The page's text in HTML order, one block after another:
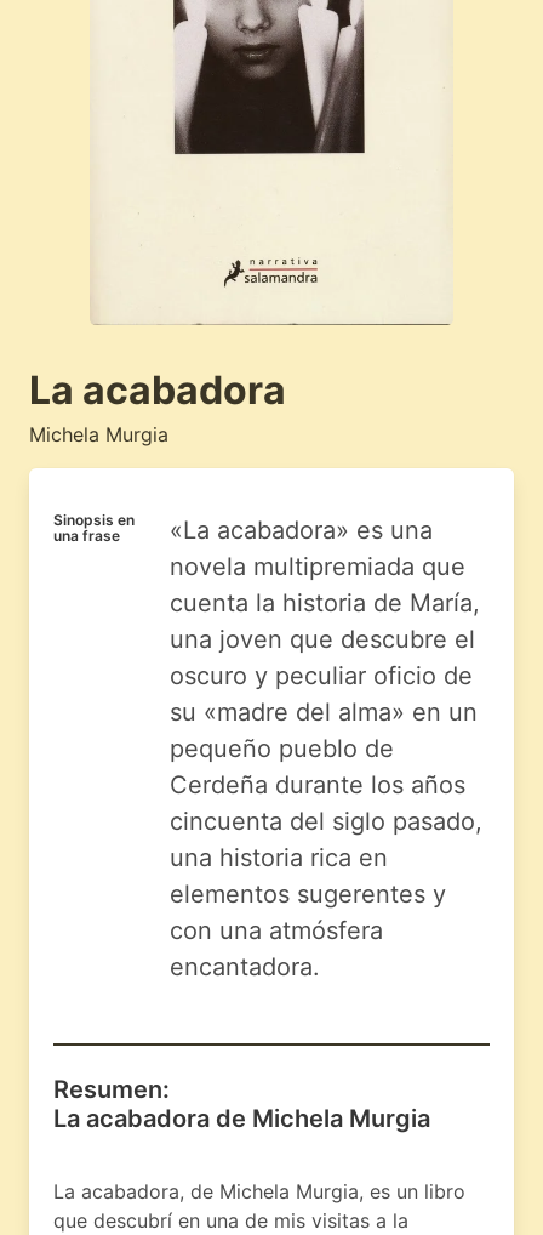
La acabadora
Michela Murgia
Sinopsis en
una frase
«La acabadora» es una
novela multipremiada que
cuenta la historia de María,
una joven que descubre el
oscuro y peculiar oficio de
su «madre del alma» en un
pequeño pueblo de
Cerdeña durante los años
cincuenta del siglo pasado,
una historia rica en
elementos sugerentes y
con una atmósfera
encantadora.
Resumen:
La acabadora de Michela Murgia
La acabadora, de Michela Murgia, es un libro
que descubrí en una de mis visitas a la